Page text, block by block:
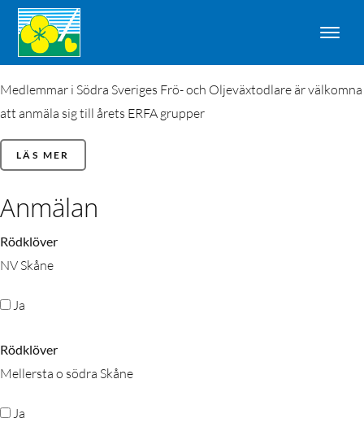
Medlemmar i Södra Sveriges Frö- och Oljeväxtodlare är välkomna
att anmäla sig till årets ERFA grupper
LÄS MER
Anmälan
Rödklöver
NV Skåne
Ja
Rödklöver
Mellersta o södra Skåne
Ja